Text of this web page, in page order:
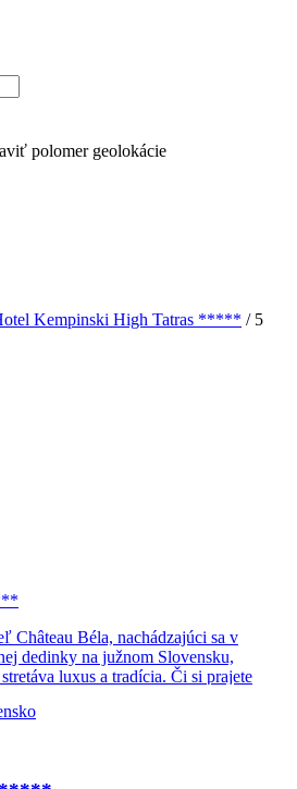
polomer geolokácie
Kempinski High Tatras ***** / 5
Château Béla, nachádzajúci sa v
dedinky na južnom Slovensku,
luxus a tradícia. Či si prajete
kostolíku Château Béla, unikátna